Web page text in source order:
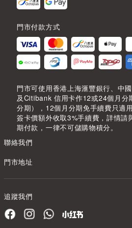
門市付款方式
門市可使用香港上海滙豐銀行、中
及Citibank 信用卡作12或24個月分
分期），12個月分期免手續費只適
簽卡價額外收取3%手續費，詳情請
期付款，一律不可儲購物積分。
聯絡我們
門市地址
追蹤我們